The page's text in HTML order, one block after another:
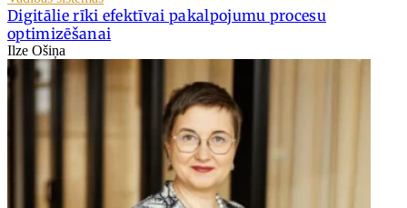
Digitālie rīki efektīvai pakalpojumu procesu
optimizēšanai
Ilze Ošiņa